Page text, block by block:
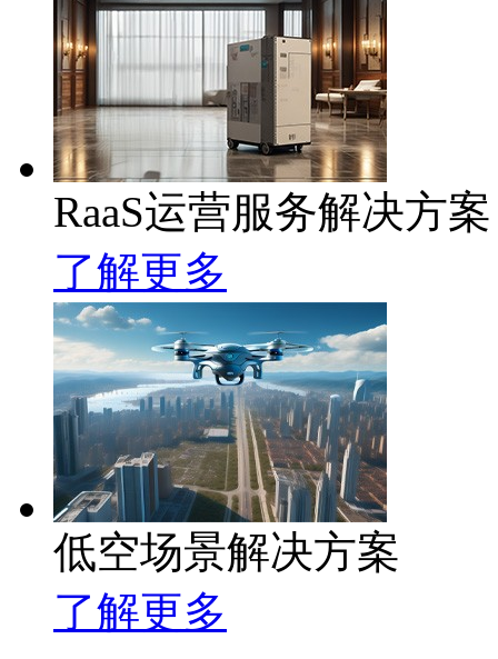
RaaS运营服务解决方案
了解更多
低空场景解决方案
了解更多